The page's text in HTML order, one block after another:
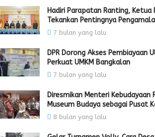
Hadiri Parapatan Ranting, Ketua
Tekankan Pentingnya
7 bulan yang lalu
DPR Dorong Akses Pembiayaan
Perkuat UMKM Bangkalan
7 bulan yang lalu
Diresmikan Menteri Kebudayaan
Museum Budaya sebagai Pusat
8 bulan yang lalu